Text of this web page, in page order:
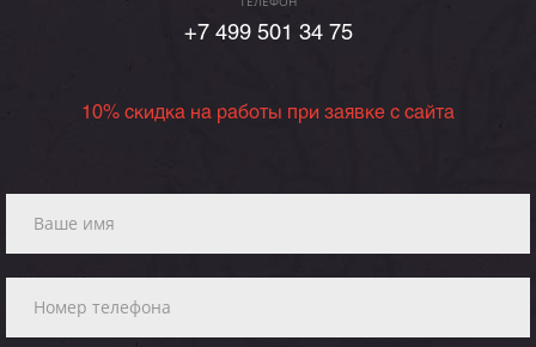
+7 499 501 34 75
10% скидка на работы при заявке с сайта